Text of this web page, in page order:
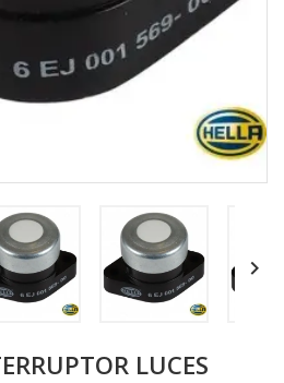

LUCES